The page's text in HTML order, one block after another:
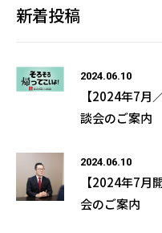
新着投稿
2024.06.10
【2024年7月
談会のご案内
2024.06.10
【2024年7月
会のご案内